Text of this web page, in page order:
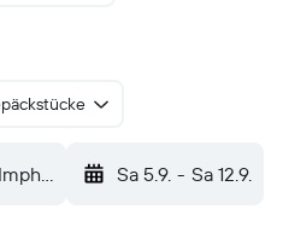
Imphal (IMF) Sa 5.9. - Sa 12.9.